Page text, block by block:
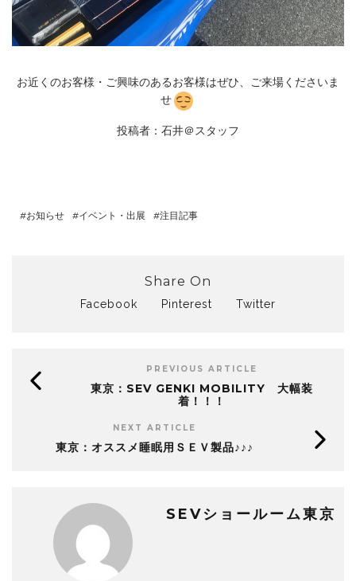
お近くのお客様・ご興味のあるお客様はぜひ、ご来場くださいま
せ
投稿者：石井＠スタッフ
お知らせ イベント・出展 注目記事
Share On
Facebook Pinterest Twitter
PREVIOUS ARTICLE
東京：SEV GENKI MOBILITY 大幅装
着！！！
NEXT ARTICLE
東京：オススメ睡眠用ＳＥＶ製品♪♪♪
SEVショールーム東京